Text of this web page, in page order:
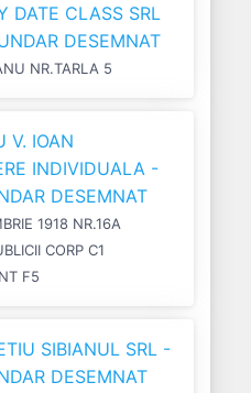
DATE CLASS SRL
DESEMNAT
NR.TARLA 5
V. IOAN
INDIVIDUALA -
DESEMNAT
1918 NR.16A
CORP C1
F5
SIBIANUL SRL -
DESEMNAT